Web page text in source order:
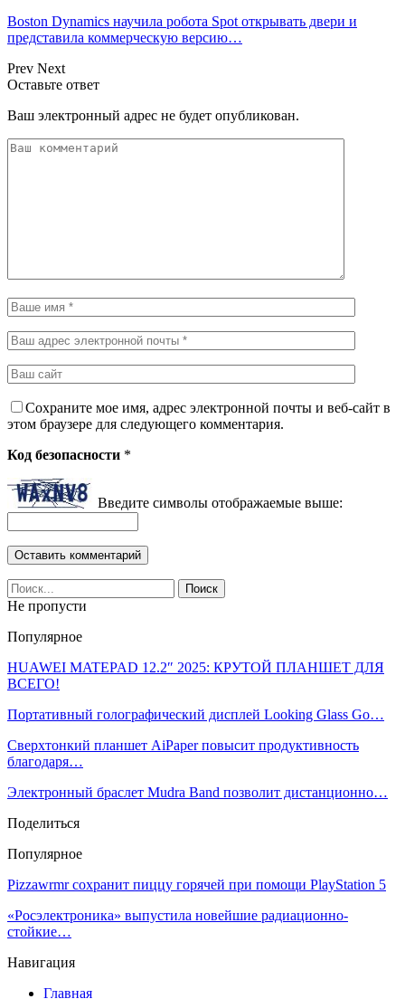
Boston Dynamics научила робота Spot открывать двери и
представила коммерческую версию…
Prev Next
Оставьте ответ
Ваш электронный адрес не будет опубликован.
Сохраните мое имя, адрес электронной почты и веб-сайт в
этом браузере для следующего комментария.
Код безопасности *
Введите символы отображаемые выше:
Не пропусти
Популярное
HUAWEI MATEPAD 12.2″ 2025: КРУТОЙ ПЛАНШЕТ ДЛЯ
ВСЕГО!
Портативный голографический дисплей Looking Glass Go…
Сверхтонкий планшет AiPaper повысит продуктивность
благодаря…
Электронный браслет Mudra Band позволит дистанционно…
Поделиться
Популярное
Pizzawrmr сохранит пиццу горячей при помощи PlayStation 5
«Росэлектроника» выпустила новейшие радиационно-
стойкие…
Навигация
Главная